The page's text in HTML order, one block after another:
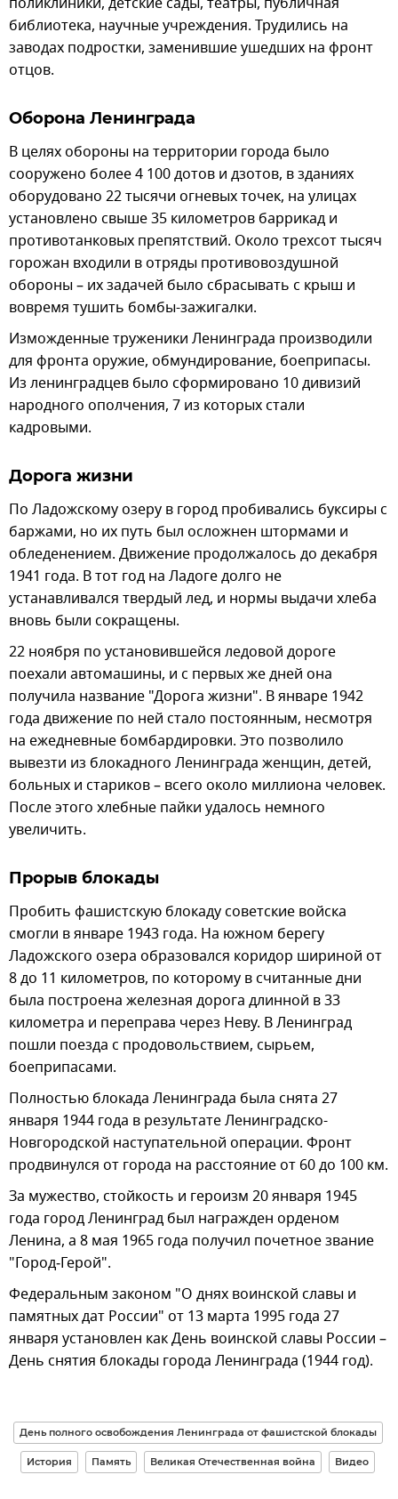
библиотека, научные учреждения. Трудились на
заводах подростки, заменившие ушедших на фронт
отцов.
Оборона Ленинграда
В целях обороны на территории города было
сооружено более 4 100 дотов и дзотов, в зданиях
оборудовано 22 тысячи огневых точек, на улицах
установлено свыше 35 километров баррикад и
противотанковых препятствий. Около трехсот тысяч
горожан входили в отряды противовоздушной
обороны – их задачей было сбрасывать с крыш и
вовремя тушить бомбы-зажигалки.
Изможденные труженики Ленинграда производили
для фронта оружие, обмундирование, боеприпасы.
Из ленинградцев было сформировано 10 дивизий
народного ополчения, 7 из которых стали
кадровыми.
Дорога жизни
По Ладожскому озеру в город пробивались буксиры с
баржами, но их путь был осложнен штормами и
обледенением. Движение продолжалось до декабря
1941 года. В тот год на Ладоге долго не
устанавливался твердый лед, и нормы выдачи хлеба
вновь были сокращены.
22 ноября по установившейся ледовой дороге
поехали автомашины, и с первых же дней она
получила название "Дорога жизни". В январе 1942
года движение по ней стало постоянным, несмотря
на ежедневные бомбардировки. Это позволило
вывезти из блокадного Ленинграда женщин, детей,
больных и стариков – всего около миллиона человек.
После этого хлебные пайки удалось немного
увеличить.
Прорыв блокады
Пробить фашистскую блокаду советские войска
смогли в январе 1943 года. На южном берегу
Ладожского озера образовался коридор шириной от
8 до 11 километров, по которому в считанные дни
была построена железная дорога длинной в 33
километра и переправа через Неву. В Ленинград
пошли поезда с продовольствием, сырьем,
боеприпасами.
Полностью блокада Ленинграда была снята 27
января 1944 года в результате Ленинградско-
Новгородской наступательной операции. Фронт
продвинулся от города на расстояние от 60 до 100 км.
За мужество, стойкость и героизм 20 января 1945
года город Ленинград был награжден орденом
Ленина, а 8 мая 1965 года получил почетное звание
"Город‑Герой".
Федеральным законом "О днях воинской славы и
памятных дат России" от 13 марта 1995 года 27
января установлен как День воинской славы России –
День снятия блокады города Ленинграда (1944 год).
День полного освобождения Ленинграда от фашистской блокады
История Память Великая Отечественная война Видео